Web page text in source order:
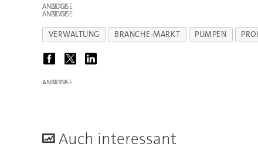
ANZEIGE
ANZEIGE
VERWALTUNG BRANCHE-MARKT PUMPEN
ANZEIGE
Auch interessant